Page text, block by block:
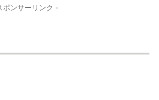
ポンサーリンク -